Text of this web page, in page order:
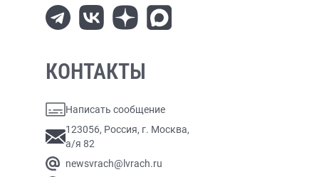
КОНТАКТЫ
Написать сообщение
123056, Россия, г. Москва,
а/я 82
newsvrach@lvrach.ru